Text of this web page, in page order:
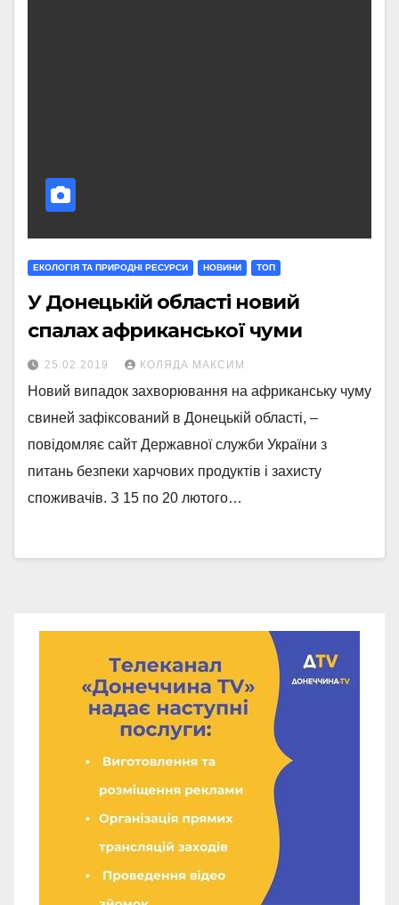
ЕКОЛОГІЯ ТА ПРИРОДНІ РЕСУРСИ НОВИНИ ТОП
У Донецькій області новий
спалах африканської чуми
25.02.2019 КОЛЯДА МАКСИМ
Новий випадок захворювання на африканську чуму
свиней зафіксований в Донецькій області, –
повідомляє сайт Державної служби України з
питань безпеки харчових продуктів і захисту
споживачів. З 15 по 20 лютого…